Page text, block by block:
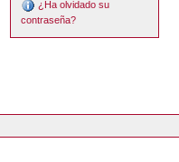
¿Ha olvidado su
contraseña?